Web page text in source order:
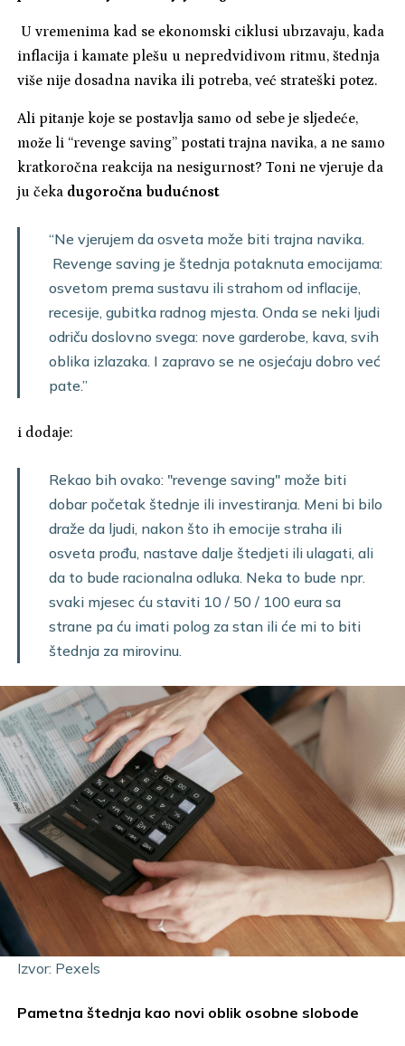
U vremenima kad se ekonomski ciklusi ubrzavaju, kada
inflacija i kamate plešu u nepredvidivom ritmu, štednja
više nije dosadna navika ili potreba, već strateški potez.
Ali pitanje koje se postavlja samo od sebe je sljedeće,
može li “revenge saving” postati trajna navika, a ne samo
kratkoročna reakcija na nesigurnost? Toni ne vjeruje da
ju čeka dugoročna budućnost
“Ne vjerujem da osveta može biti trajna navika.
Revenge saving je štednja potaknuta emocijama:
osvetom prema sustavu ili strahom od inflacije,
recesije, gubitka radnog mjesta. Onda se neki ljudi
odriču doslovno svega: nove garderobe, kava, svih
oblika izlazaka. I zapravo se ne osjećaju dobro već
pate.”
i dodaje:
Rekao bih ovako: "revenge saving" može biti
dobar početak štednje ili investiranja. Meni bi bilo
draže da ljudi, nakon što ih emocije straha ili
osveta prođu, nastave dalje štedjeti ili ulagati, ali
da to bude racionalna odluka. Neka to bude npr.
svaki mjesec ću staviti 10 / 50 / 100 eura sa
strane pa ću imati polog za stan ili će mi to biti
štednja za mirovinu.
Izvor: Pexels
Pametna štednja kao novi oblik osobne slobode